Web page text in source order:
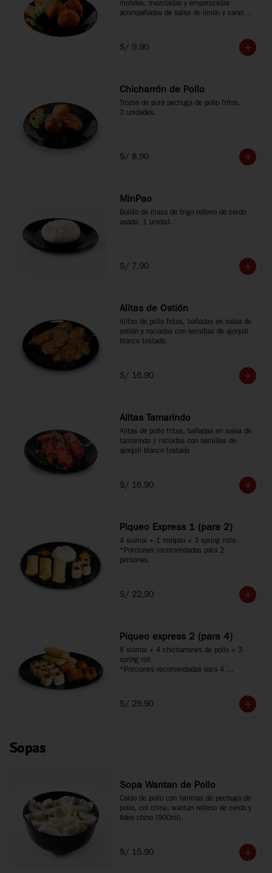
molidas, mezcladas y empanizadas
acompañadas de salsa de limón y canela
S/ 9.90
Chicharrón de Pollo
Trozos de pura pechuga de pollo fritas.
3 unidades.
S/ 8.90
MinPao
Bolillo de masa de trigo relleno de cerdo
asado, 1 unidad.
S/ 7.90
Alitas de Ostión
Alitas de pollo fritas, bañadas en salsa de
ostión y rociadas con semillas de ajonjoli
blanco tostado.
S/ 16.90
Alitas Tamarindo
Alitas de pollo fritas, bañadas en salsa de
tamarindo y rociadas con semillas de
ajonjoli blanco tostado
S/ 16.90
Piqueo Express 1 (para 2)
4 siumai + 1 minpau + 3 spring rolls.
*Porciones recomendadas para 2
personas.
S/ 22.90
Piqueo express 2 (para 4)
8 siumai + 4 chicharrones de pollo + 3
spring roll.
*Porciones recomendadas para 4
S/ 29.90
Sopas
Sopa Wantan de Pollo
Caldo de pollo con laminas de pechuga de
pollo, col china, wantan relleno de cerdo y
fideo chino (900ml).
S/ 15.90